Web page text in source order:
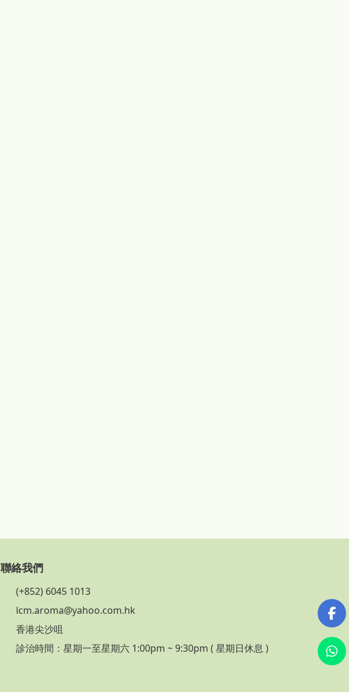
聯絡我們
(+852) 6045 1013
lcm.aroma@yahoo.com.hk
香港尖沙咀
診治時間：星期一至星期六 1:00pm ~ 9:30pm ( 星期日休息 )